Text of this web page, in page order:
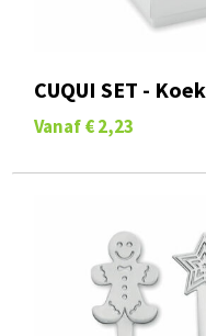
CUQUI SET -
Vanaf € 2,23